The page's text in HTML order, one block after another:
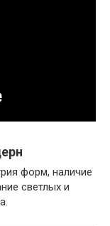
форм, наличие
светлых и